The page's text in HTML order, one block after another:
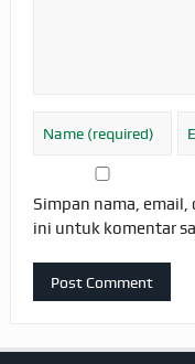
Simpan nama, email,
ini untuk komentar